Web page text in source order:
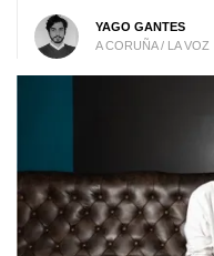
YAGO GANTES
A CORUÑA / LA VOZ